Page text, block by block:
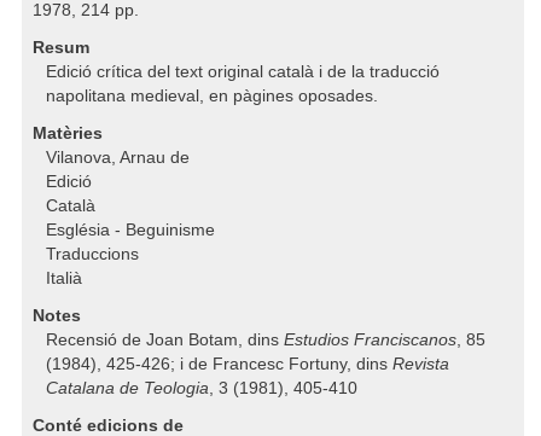
1978, 214 pp.
Resum
Edició crítica del text original català i de la traducció
napolitana medieval, en pàgines oposades.
Matèries
Vilanova, Arnau de
Edició
Català
Església - Beguinisme
Traduccions
Italià
Notes
Recensió de Joan Botam, dins Estudios Franciscanos, 85
(1984), 425‑426; i de Francesc Fortuny, dins Revista
Catalana de Teologia, 3 (1981), 405‑410
Conté edicions de